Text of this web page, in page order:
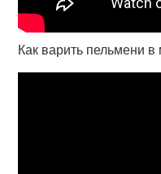
Как варить пельмени